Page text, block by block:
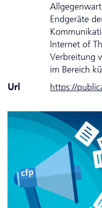
Endgeräte
Internet of
Verbreitung
im Bereich
Url
https://